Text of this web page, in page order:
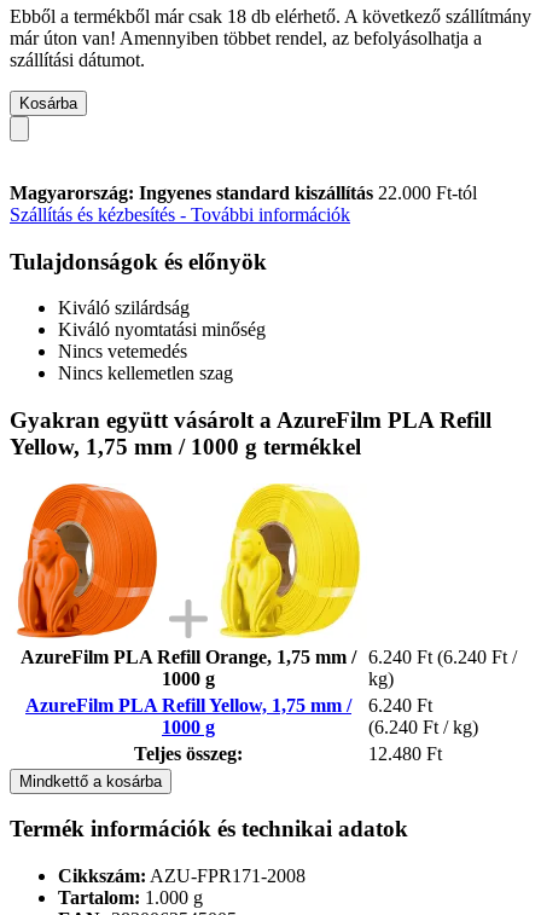
Ebből a termékből már csak 18 db elérhető. A következő szállítmány
már úton van! Amennyiben többet rendel, az befolyásolhatja a
szállítási dátumot.
Kosárba
Magyarország: Ingyenes standard kiszállítás 22.000 Ft-tól
Szállítás és kézbesítés - További információk
Tulajdonságok és előnyök
Kiváló szilárdság
Kiváló nyomtatási minőség
Nincs vetemedés
Nincs kellemetlen szag
Gyakran együtt vásárolt a AzureFilm PLA Refill
Yellow, 1,75 mm / 1000 g termékkel
AzureFilm PLA Refill Orange, 1,75 mm /
1000 g
6.240 Ft (6.240 Ft /
kg)
AzureFilm PLA Refill Yellow, 1,75 mm /
1000 g
6.240 Ft
(6.240 Ft / kg)
Teljes összeg:
12.480 Ft
Mindkettő a kosárba
Termék információk és technikai adatok
Cikkszám: AZU-FPR171-2008
Tartalom: 1.000 g